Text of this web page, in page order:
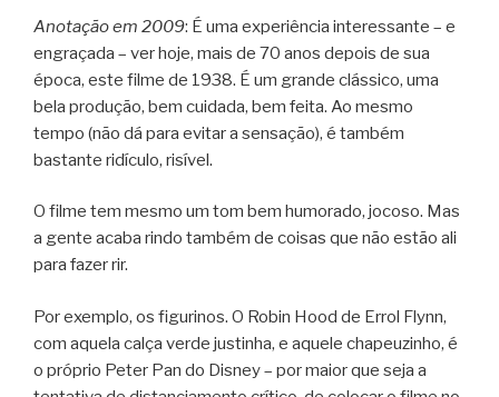
Anotação em 2009: É uma experiência interessante – e
engraçada – ver hoje, mais de 70 anos depois de sua
época, este filme de 1938. É um grande clássico, uma
bela produção, bem cuidada, bem feita. Ao mesmo
tempo (não dá para evitar a sensação), é também
bastante ridículo, risível.
O filme tem mesmo um tom bem humorado, jocoso. Mas
a gente acaba rindo também de coisas que não estão ali
para fazer rir.
Por exemplo, os figurinos. O Robin Hood de Errol Flynn,
com aquela calça verde justinha, e aquele chapeuzinho, é
o próprio Peter Pan do Disney – por maior que seja a